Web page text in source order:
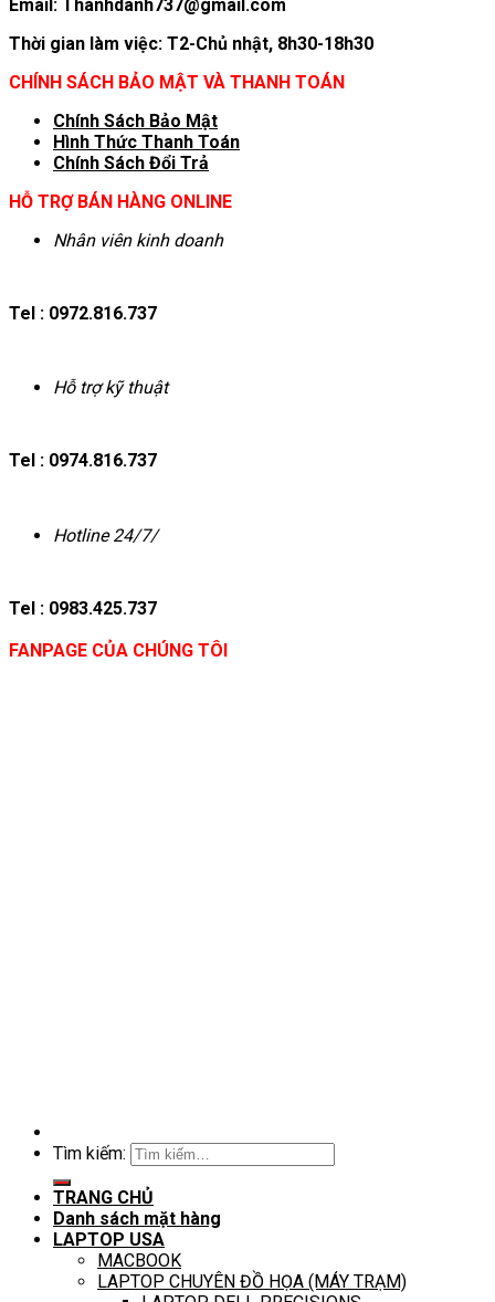
Email: Thanhdanh737@gmail.com
Thời gian làm việc: T2-Chủ nhật, 8h30-18h30
CHÍNH SÁCH BẢO MẬT VÀ THANH TOÁN
Chính Sách Bảo Mật
Hình Thức Thanh Toán
Chính Sách Đổi Trả
HỖ TRỢ BÁN HÀNG ONLINE
Nhân viên kinh doanh
Tel : 0972.816.737
Hỗ trợ kỹ thuật
Tel : 0974.816.737
Hotline 24/7/
Tel : 0983.425.737
FANPAGE CỦA CHÚNG TÔI
Tìm kiếm:
TRANG CHỦ
Danh sách mặt hàng
LAPTOP USA
MACBOOK
LAPTOP CHUYÊN ĐỒ HỌA (MÁY TRẠM)